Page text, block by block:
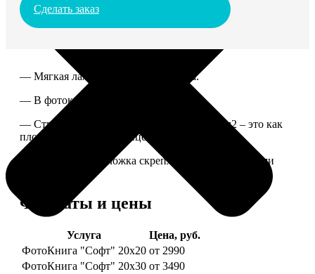
Сделать заказ
— Мягкая ламинированная обложка.
— В фотокниге от 60 до 300 страниц.
— Страницы из бумаги плотностью 170 г/м2 – это как
плотные страницы глянцевого журнала.
— Страницы и обложка скреплены металлическими
Форматы и цены
Услуга
Цена, руб.
ФотоКнига "Софт" 20х20 от 2990
ФотоКнига "Софт" 20х30 от 3490